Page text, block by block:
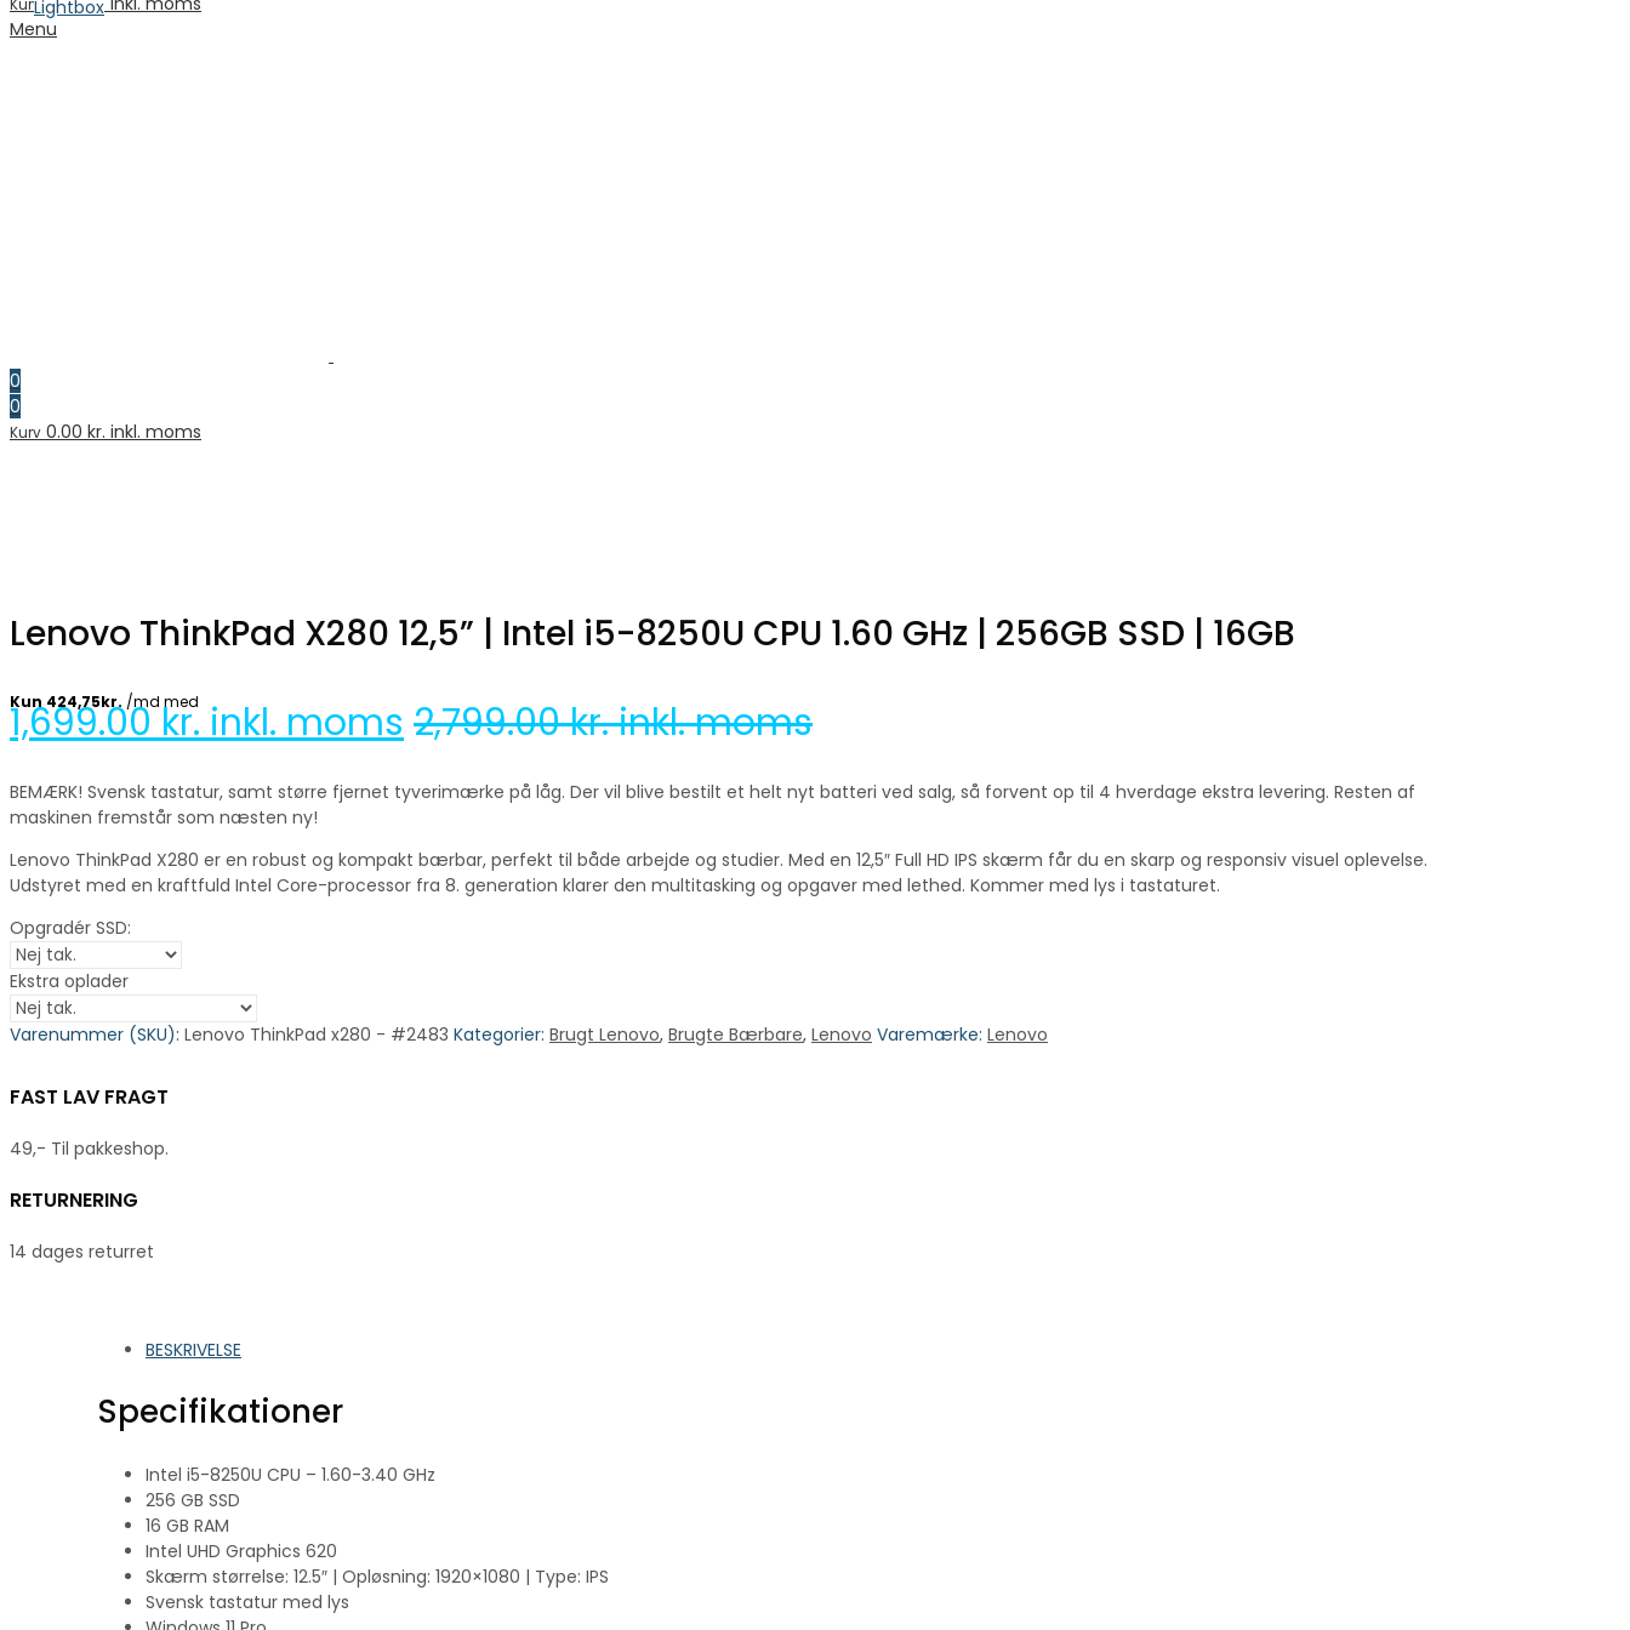
Kurv
Menu
0
0
Kurv 0.00 kr. inkl. moms
Lightbox
Lenovo ThinkPad X280 12,5” | Intel i5-8250U CPU 1.60 GHz | 256GB SSD | 16GB
1,699.00kr. inkl. moms 2,799.00kr. inkl. moms
BEMÆRK! Svensk tastatur, samt større fjernet tyverimærke på låg. Der vil blive bestilt et helt nyt batteri ved salg, så forvent op til 4 hverdage ekstra levering. Resten af
maskinen fremstår som næsten ny!
Lenovo ThinkPad X280 er en robust og kompakt bærbar, perfekt til både arbejde og studier. Med en 12,5″ Full HD IPS skærm får du en skarp og responsiv visuel oplevelse.
Udstyret med en kraftfuld Intel Core-processor fra 8. generation klarer den multitasking og opgaver med lethed. Kommer med lys i tastaturet.
Opgradér SSD:
Ekstra oplader
Varenummer (SKU): Lenovo ThinkPad x280 - #2483 Kategorier: Brugt Lenovo, Brugte Bærbare, Lenovo Varemærke: Lenovo
FAST LAV FRAGT
49,- Til pakkeshop.
RETURNERING
14 dages returret
BESKRIVELSE
Specifikationer
Intel i5-8250U CPU – 1.60-3.40 GHz
256 GB SSD
16 GB RAM
Intel UHD Graphics 620
Skærm størrelse: 12.5″ | Opløsning: 1920×1080 | Type: IPS
Svensk tastatur med lys